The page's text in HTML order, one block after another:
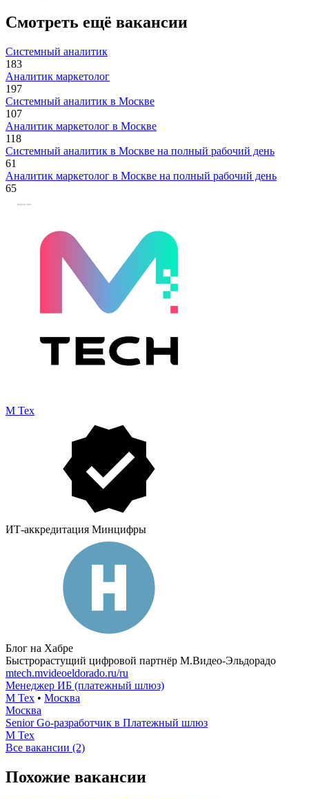
Смотреть ещё вакансии
Системный аналитик
183
Аналитик маркетолог
197
Системный аналитик в Москве
107
Аналитик маркетолог в Москве
118
Системный аналитик в Москве на полный рабочий день
61
Аналитик маркетолог в Москве на полный рабочий день
65
М Тех
ИТ-аккредитация Минцифры
Блог на Хабре
Быстрорастущий цифровой партнёр М.Видео-Эльдорадо
mtech.mvideoeldorado.ru/ru
Менеджер ИБ (платежный шлюз)
М Тех • Москва
Москва
Senior Go-разработчик в Платежный шлюз
М Тех
Все вакансии (2)
Похожие вакансии